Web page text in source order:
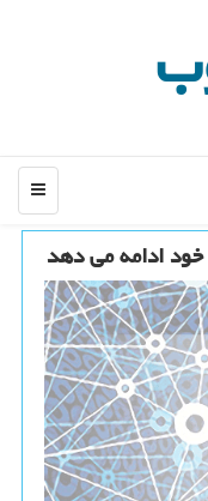
منو
خود ادامه می دهد